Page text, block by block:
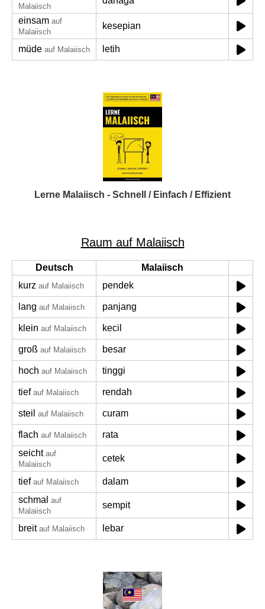
Malaiisch
einsam auf
Malaiisch
kesepian
müde auf Malaiisch letih
Lerne Malaiisch - Schnell / Einfach / Effizient
Raum auf Malaiisch
Deutsch
Malaiisch
kurz auf Malaiisch pendek
lang auf Malaiisch panjang
klein auf Malaiisch kecil
groß auf Malaiisch besar
hoch auf Malaiisch tinggi
tief auf Malaiisch rendah
steil auf Malaiisch curam
flach auf Malaiisch
rata
seicht auf
Malaiisch
cetek
tief auf Malaiisch
dalam
schmal auf
Malaiisch
sempit
breit auf Malaiisch lebar